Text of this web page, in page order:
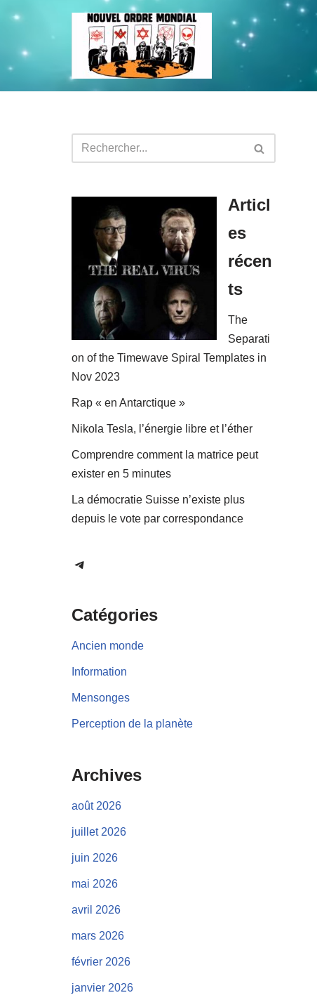
au
Articl
es
récen
ts
The
Separati
on of the Timewave Spiral Templates in
Nov 2023
Rap « en Antarctique »
Nikola Tesla, l’énergie libre et l’éther
Comprendre comment la matrice peut
exister en 5 minutes
La démocratie Suisse n’existe plus
depuis le vote par correspondance
Catégories
Ancien monde
Information
Mensonges
Perception de la planète
Archives
août 2026
juillet 2026
juin 2026
mai 2026
avril 2026
mars 2026
février 2026
janvier 2026